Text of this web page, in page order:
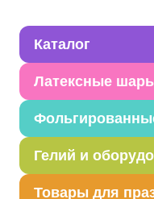
Каталог
Латексные
Гелий и
Товары для
Цвет
Размер
Общие размеры
Штрих код